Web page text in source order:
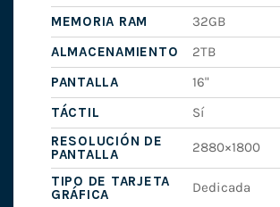
MEMORIA RAM
32GB
ALMACENAMIENTO
2TB
PANTALLA
16"
TÁCTIL
Sí
RESOLUCIÓN DE
PANTALLA
2880×1800
TIPO DE TARJETA
GRÁFICA
Dedicada